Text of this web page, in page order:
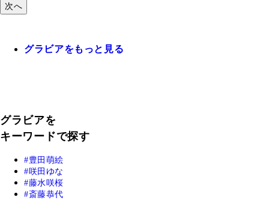
次へ
グラビアをもっと見る
グラビアを
キーワードで探す
豊田萌絵
咲田ゆな
藤水咲桜
斎藤恭代